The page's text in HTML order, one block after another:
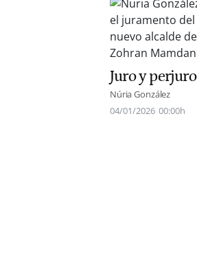
Juro y perjuro
Núria González
04/01/2026 00:00h